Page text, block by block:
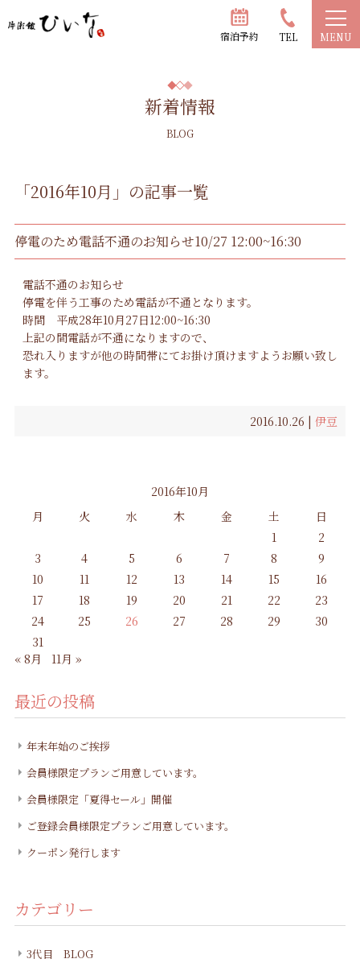
宿泊予約 TEL MENU
新着情報
BLOG
「2016年10月」の記事一覧
停電のため電話不通のお知らせ10/27 12:00~16:30
電話不通のお知らせ
停電を伴う工事のため電話が不通となります。
時間 平成28年10月27日12:00~16:30
上記の間電話が不通になりますので、
恐れ入りますが他の時間帯にてお掛け頂けますようお願い致し
ます。
2016.10.26 |伊豆
2016年10月
月
火 水 木 金 土
日
1
2
3
4 5 6 7 8
9
10
11 12 13 14 15
16
17
18 19 20 21 22
23
24
25 26 27 28 29
30
31
« 8月
11月 »
最近の投稿
年末年始のご挨拶
会員様限定プランご用意しています。
会員様限定「夏得セール」開催
ご登録会員様限定プランご用意しています。
クーポン発行します
カテゴリー
3代目 BLOG